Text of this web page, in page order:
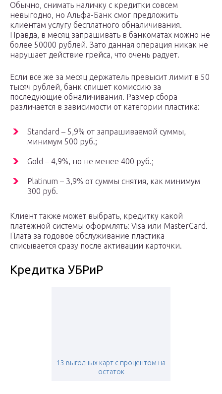
Обычно, снимать наличку с кредитки совсем
невыгодно, но Альфа-Банк смог предложить
клиентам услугу бесплатного обналичивания.
Правда, в месяц запрашивать в банкоматах можно не
более 50000 рублей. Зато данная операция никак не
нарушает действие грейса, что очень радует.
Если все же за месяц держатель превысит лимит в 50
тысяч рублей, банк спишет комиссию за
последующие обналичивания. Размер сбора
различается в зависимости от категории пластика:
Standard – 5,9% от запрашиваемой суммы,
минимум 500 руб.;
Gold – 4,9%, но не менее 400 руб.;
Platinum – 3,9% от суммы снятия, как минимум
300 руб.
Клиент также может выбрать, кредитку какой
платежной системы оформлять: Visa или MasterCard.
Плата за годовое обслуживание пластика
списывается сразу после активации карточки.
Кредитка УБРиР
13 выгодных карт с процентом на
остаток